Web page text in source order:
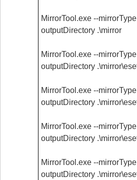
MirrorTool.exe --
outputDirectory .\mirror
MirrorTool.exe --
outputDirectory
MirrorTool.exe --
outputDirectory
MirrorTool.exe --
outputDirectory
MirrorTool.exe --
outputDirectory